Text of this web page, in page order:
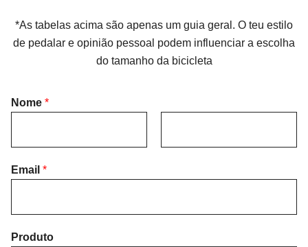
*As tabelas acima são apenas um guia geral. O teu estilo
de pedalar e opinião pessoal podem influenciar a escolha
do tamanho da bicicleta
Nome *
t
Email *
Produto